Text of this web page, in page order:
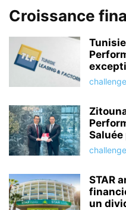
Croissance
Saluée
STAR
un